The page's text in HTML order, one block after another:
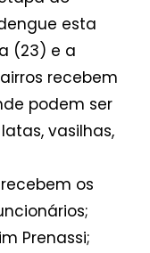
esta
(23) e a
recebem
podem ser
vasilhas,
os
Prenassi;